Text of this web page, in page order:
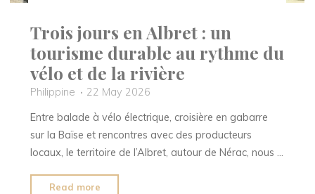
Trois jours en Albret : un
tourisme durable au rythme du
vélo et de la rivière
Philippine
22 May 2026
Entre balade à vélo électrique, croisière en gabarre
sur la Baïse et rencontres avec des producteurs
locaux, le territoire de l’Albret, autour de Nérac, nous …
Read more